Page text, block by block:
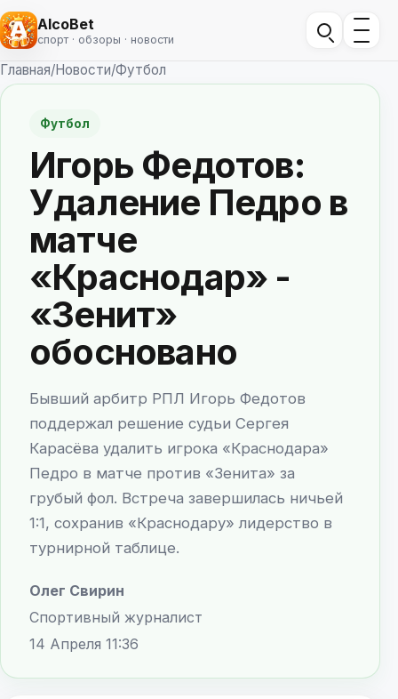
AlcoBet
спорт · обзоры · новости
Главная/Новости/Футбол
Футбол
Игорь Федотов:
Удаление Педро в
матче
«Краснодар» -
«Зенит»
обосновано
Бывший арбитр РПЛ Игорь Федотов
поддержал решение судьи Сергея
Карасёва удалить игрока «Краснодара»
Педро в матче против «Зенита» за
грубый фол. Встреча завершилась ничьей
1:1, сохранив «Краснодару» лидерство в
турнирной таблице.
Олег Свирин
Спортивный журналист
14 Апреля 11:36